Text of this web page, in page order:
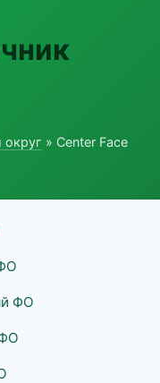
» Center Face
ФО